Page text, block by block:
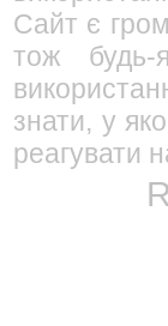
Сайт є
тож будь-
знати, у
реагувати